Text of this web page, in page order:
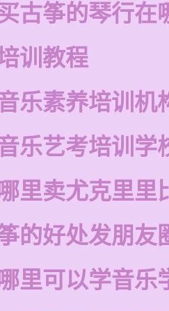
古筝的琴行在
训教程
乐素养培训机
乐艺考培训学
里卖尤克里里
的好处发朋友
里可以学音乐